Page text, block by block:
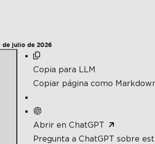
de julio de 2026
Copia para LLM
Copiar página como
Abrir en ChatGPT
Pregunta a ChatGPT sobre